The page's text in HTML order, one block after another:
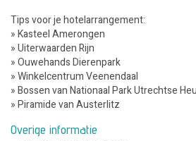
Tips voor je hotelarrangement:
» Kasteel Amerongen
» Uiterwaarden Rijn
» Ouwehands Dierenpark
» Winkelcentrum Veenendaal
» Bossen van Nationaal Park Utrechtse
» Piramide van Austerlitz
Overige informatie